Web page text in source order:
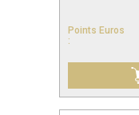
Points Euros
: